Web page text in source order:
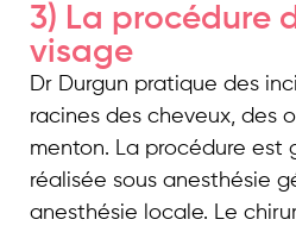
3) La procédure
visage
Dr Durgun pratique des
racines des cheveux, des
menton. La procédure est
réalisée sous anesthésie
anesthésie locale. Le